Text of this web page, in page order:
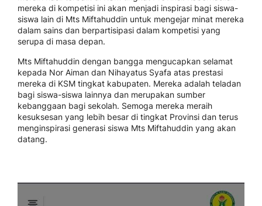
mereka di kompetisi ini akan menjadi inspirasi bagi siswa-
siswa lain di Mts Miftahuddin untuk mengejar minat mereka
dalam sains dan berpartisipasi dalam kompetisi yang
serupa di masa depan.
Mts Miftahuddin dengan bangga mengucapkan selamat
kepada Nor Aiman dan Nihayatus Syafa atas prestasi
mereka di KSM tingkat kabupaten. Mereka adalah teladan
bagi siswa-siswa lainnya dan merupakan sumber
kebanggaan bagi sekolah. Semoga mereka meraih
kesuksesan yang lebih besar di tingkat Provinsi dan terus
menginspirasi generasi siswa Mts Miftahuddin yang akan
datang.